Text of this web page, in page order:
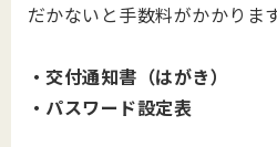
だかないと手数料がかかります
・交付通知書（はがき）
・パスワード設定表